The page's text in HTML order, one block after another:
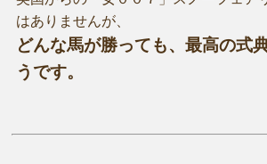
はありませんが、
どんな馬が勝っても、最高の式
うです。